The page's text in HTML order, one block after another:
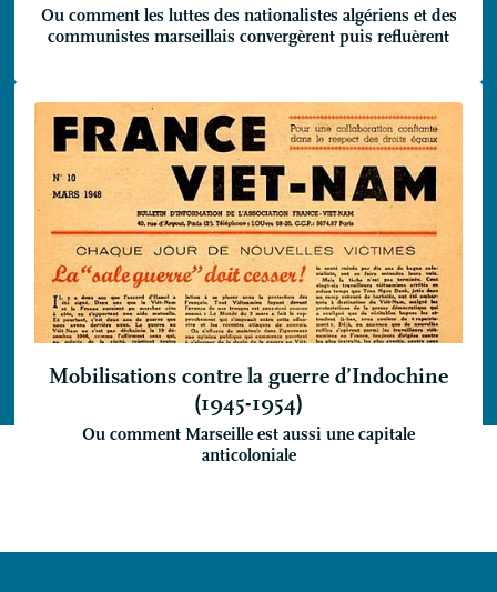
Ou comment les luttes des nationalistes algériens et des
communistes marseillais convergèrent puis refluèrent
Mobilisations contre la guerre d’Indochine
(1945-1954)
Ou comment Marseille est aussi une capitale
anticoloniale